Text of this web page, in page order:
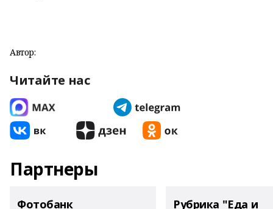
Автор:
Читайте нас
Партнеры
Фотобанк Рубрика "Еда и